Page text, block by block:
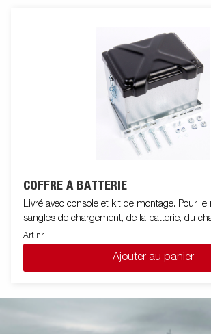
COFFRE À BATTERIE
Livré avec console et kit de montage. Pour
sangles de chargement, de la batterie, du
Art nr
Ajouter au panier